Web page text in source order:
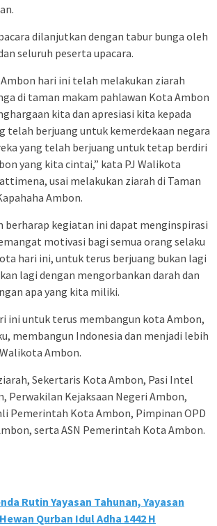
dilanjutkan dengan tabur bunga oleh
seluruh peserta upacara.
hari ini telah melakukan ziarah
di taman makam pahlawan Kota Ambon
kita dan apresiasi kita kepada
telah berjuang untuk kemerdekaan negara
yang telah berjuang untuk tetap berdiri
yang kita cintai,” kata PJ Walikota
usai melakukan ziarah di Taman
Ambon.
berharap kegiatan ini dapat menginspirasi
motivasi bagi semua orang selaku
hari ini, untuk terus berjuang bukan lagi
lagi dengan mengorbankan darah dan
apa yang kita miliki.
ini untuk terus membangun kota Ambon,
membangun Indonesia dan menjadi lebih
Ambon.
Sekertaris Kota Ambon, Pasi Intel
Perwakilan Kejaksaan Negeri Ambon,
Pemerintah Kota Ambon, Pimpinan OPD
serta ASN Pemerintah Kota Ambon.
Rutin Yayasan Tahunan, Yayasan
Qurban Idul Adha 1442 H